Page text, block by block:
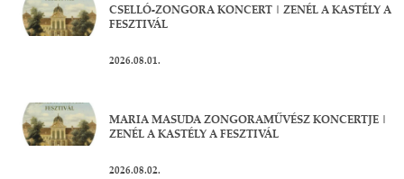
CSELLÓ-ZONGORA KONCERT | ZENÉL A KASTÉLY A
FESZTIVÁL
2026.08.01.
MARIA MASUDA ZONGORAMŰVÉSZ KONCERTJE |
ZENÉL A KASTÉLY A FESZTIVÁL
2026.08.02.